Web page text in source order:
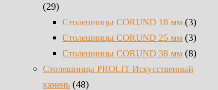
(29)
Столешницы CORUND 18 мм (3)
Столешницы CORUND 25 мм (3)
Столешницы CORUND 38 мм (8)
Столешницы PROLIT Искусственный
камень (48)